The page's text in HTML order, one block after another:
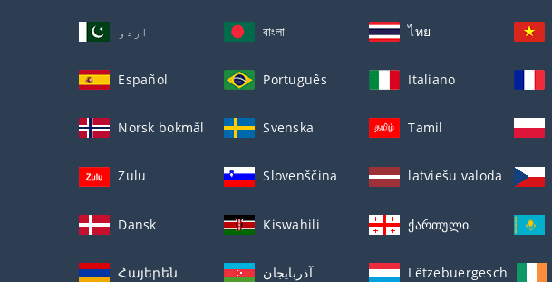
اردو বাংলা ไทย
Español Português Italiano
Norsk bokmål Svenska Tamil
Zulu Slovenščina latviešu valoda
Dansk Kiswahili ქართული
Հայերեն آذربايجان Lëtzebuergesch